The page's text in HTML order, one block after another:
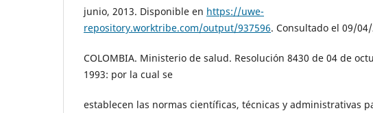
junio, 2013. Disponible en https://uwe-
repository.worktribe.com/output/937596. Consultado el 09/
COLOMBIA. Ministerio de salud. Resolución 8430 de 04 de
1993: por la cual se
establecen las normas científicas, técnicas y administrativas